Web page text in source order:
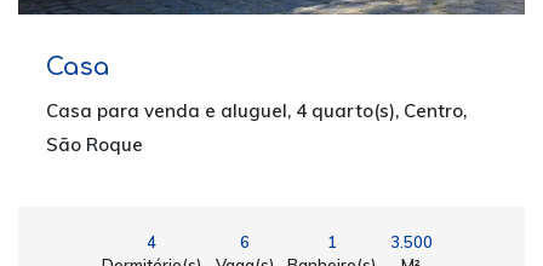
Casa
Casa para venda e aluguel, 4 quarto(s), Centro,
São Roque
4
6
1
3.500